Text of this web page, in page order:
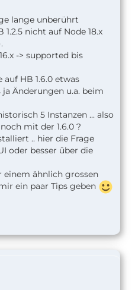
lange unberührt
nicht auf Node 18.x
-> supported bis
HB 1.6.0 etwas
ja Änderungen u.a. beim
5 Instanzen ... also
mit der 1.6.0 ?
.. hier die Frage
oder besser über die
einem ähnlich grossen
ein paar Tips geben